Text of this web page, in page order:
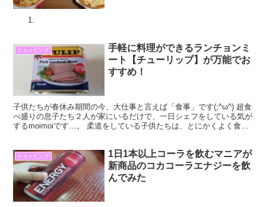
ショッピング
手軽に料理ができるランチョンミ
ート【チューリップ】が万能でお
すすめ！
子供たちが春休み期間の今、大仕事と言えば「食事」です(;^ω^) 超食
べ盛りの息子たち２人が家にいるだけで、一日シェフをしている気が
するmoimoiです…。 柔道をしている子供たちは、とにかくよく食べ
ショッピング
1日1本以上コーラを飲むマニアが
新商品のコカコーラエナジーを飲
んでみた